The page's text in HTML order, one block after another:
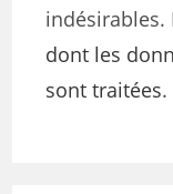
indésirables.
dont les
sont traitées.